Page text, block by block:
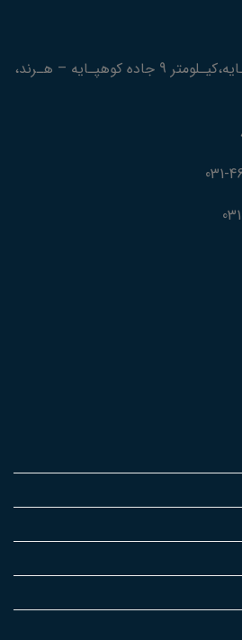
آدرس :اصفهـان، کوهپـایه،کیـلومتر 9 جاده کوهپـایه – هـرند،